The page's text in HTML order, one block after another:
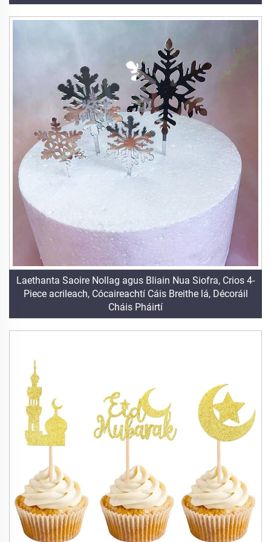
Laethanta Saoire Nollag agus Bliain Nua Siofra, Crios 4-
Piece acrileach, Cócaireachtí Cáis Breithe lá, Décoráil
Cháis Pháirtí